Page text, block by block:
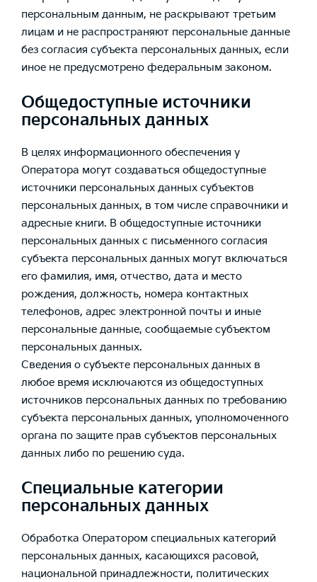
персональным данным, не раскрывают третьим
лицам и не распространяют персональные данные
без согласия субъекта персональных данных, если
иное не предусмотрено федеральным законом.
Общедоступные источники
персональных данных
В целях информационного обеспечения у
Оператора могут создаваться общедоступные
источники персональных данных субъектов
персональных данных, в том числе справочники и
адресные книги. В общедоступные источники
персональных данных с письменного согласия
субъекта персональных данных могут включаться
его фамилия, имя, отчество, дата и место
рождения, должность, номера контактных
телефонов, адрес электронной почты и иные
персональные данные, сообщаемые субъектом
персональных данных.
Сведения о субъекте персональных данных в
любое время исключаются из общедоступных
источников персональных данных по требованию
субъекта персональных данных, уполномоченного
органа по защите прав субъектов персональных
данных либо по решению суда.
Специальные категории
персональных данных
Обработка Оператором специальных категорий
персональных данных, касающихся расовой,
национальной принадлежности, политических